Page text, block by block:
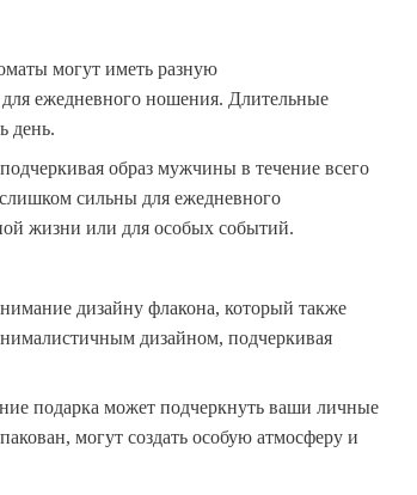
могут иметь разную
ежедневного ношения. Длительные
день.
образ мужчины в течение всего
сильны для ежедневного
жизни или для особых событий.
дизайну флакона, который также
дизайном, подчеркивая
подарка может подчеркнуть ваши личные
могут создать особую атмосферу и